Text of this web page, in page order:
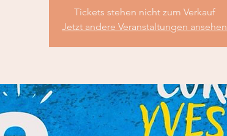
Tickets stehen nicht zum Verkauf
Jetzt andere Veranstaltungen ansehen